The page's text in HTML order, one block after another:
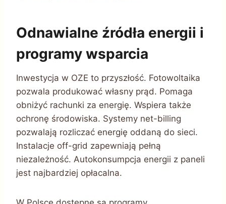
Odnawialne źródła energii i
programy wsparcia
Inwestycja w OZE to przyszłość. Fotowoltaika
pozwala produkować własny prąd. Pomaga
obniżyć rachunki za energię. Wspiera także
ochronę środowiska. Systemy net-billing
pozwalają rozliczać energię oddaną do sieci.
Instalacje off-grid zapewniają pełną
niezależność. Autokonsumpcja energii z paneli
jest najbardziej opłacalna.